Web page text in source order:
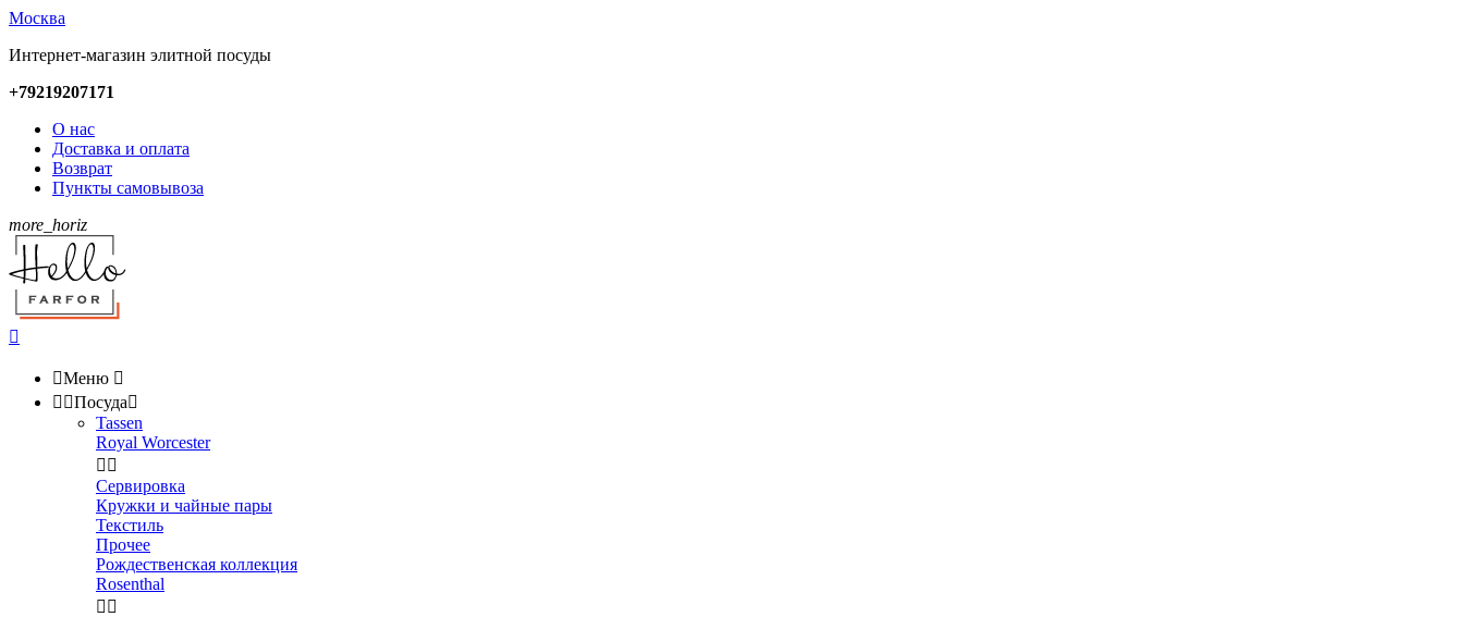
Москва
Интернет-магазин элитной посуды
+79219207171
О нас
Доставка и оплата
Возврат
Пункты самовывоза
more_horiz

Меню 
 Посуда
Tassen
Royal Worcester
 
Сервировка
Кружки и чайные пары
Текстиль
Прочее
Рождественская коллекция
Rosenthal
 